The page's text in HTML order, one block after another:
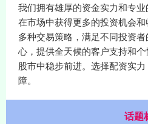
我们拥有雄厚的资金实力和专
在市场中获得更多的投资机会
多种交易策略，满足不同投资
心，提供全天候的客户支持和
股市中稳步前进。选择配资实
障。
话题